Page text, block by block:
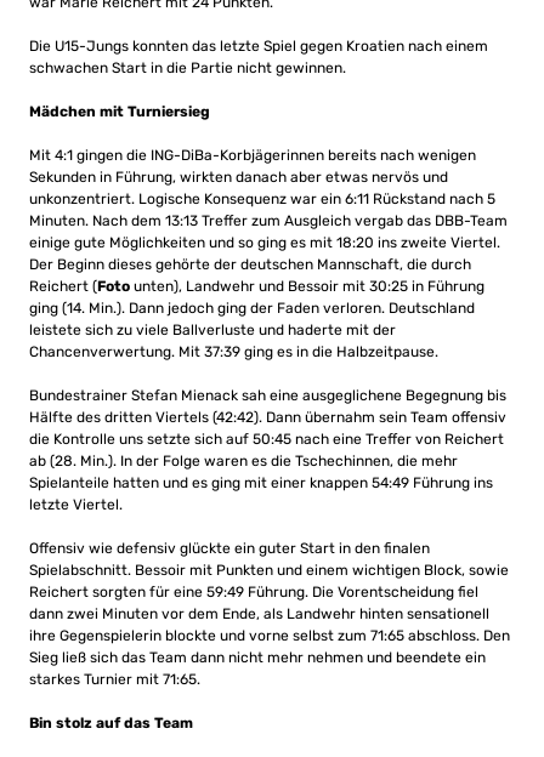
Die U15-Jungs konnten das letzte Spiel gegen Kroatien nach einem
schwachen Start in die Partie nicht gewinnen.
Mädchen mit Turniersieg
Mit 4:1 gingen die ING-DiBa-Korbjägerinnen bereits nach wenigen
Sekunden in Führung, wirkten danach aber etwas nervös und
unkonzentriert. Logische Konsequenz war ein 6:11 Rückstand nach 5
Minuten. Nach dem 13:13 Treffer zum Ausgleich vergab das DBB-Team
einige gute Möglichkeiten und so ging es mit 18:20 ins zweite Viertel.
Der Beginn dieses gehörte der deutschen Mannschaft, die durch
Reichert (Foto unten), Landwehr und Bessoir mit 30:25 in Führung
ging (14. Min.). Dann jedoch ging der Faden verloren. Deutschland
leistete sich zu viele Ballverluste und haderte mit der
Chancenverwertung. Mit 37:39 ging es in die Halbzeitpause.
Bundestrainer Stefan Mienack sah eine ausgeglichene Begegnung bis
Hälfte des dritten Viertels (42:42). Dann übernahm sein Team offensiv
die Kontrolle uns setzte sich auf 50:45 nach eine Treffer von Reichert
ab (28. Min.). In der Folge waren es die Tschechinnen, die mehr
Spielanteile hatten und es ging mit einer knappen 54:49 Führung ins
letzte Viertel.
Offensiv wie defensiv glückte ein guter Start in den finalen
Spielabschnitt. Bessoir mit Punkten und einem wichtigen Block, sowie
Reichert sorgten für eine 59:49 Führung. Die Vorentscheidung fiel
dann zwei Minuten vor dem Ende, als Landwehr hinten sensationell
ihre Gegenspielerin blockte und vorne selbst zum 71:65 abschloss. Den
Sieg ließ sich das Team dann nicht mehr nehmen und beendete ein
starkes Turnier mit 71:65.
Bin stolz auf das Team